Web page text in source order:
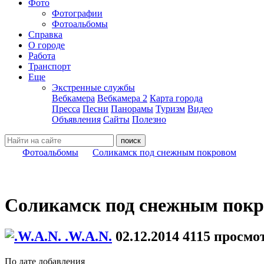
Фото
Фотографии
Фотоальбомы
Справка
О городе
Работа
Транспорт
Еще
Экстренные службы
Вебкамера Вебкамера 2 Карта города
Пресса Песни Панорамы Туризм Видео
Объявления Сайты Полезно
Фотоальбомы Соликамск под снежным покровом
Соликамск под снежным
.W.A.N. 02.12.2014 4115
По дате добавления